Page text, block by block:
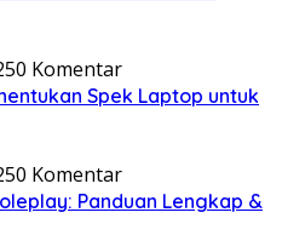
0 Komentar
Spek Laptop untuk
0 Komentar
Panduan Lengkap &